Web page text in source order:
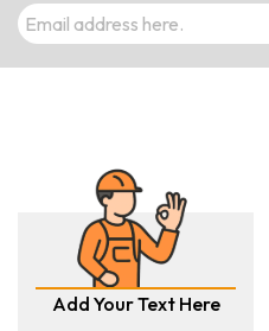
Add Your Text Here